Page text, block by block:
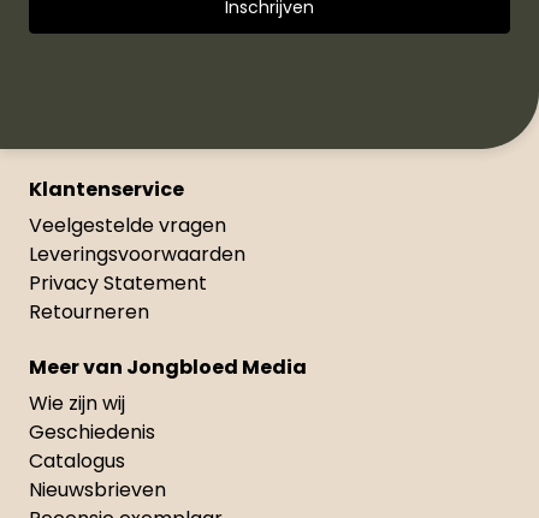
Klantenservice
Veelgestelde vragen
Leveringsvoorwaarden
Privacy Statement
Retourneren
Meer van Jongbloed Media
Wie zijn wij
Geschiedenis
Catalogus
Nieuwsbrieven